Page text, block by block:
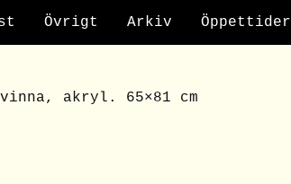
Övrigt Arkiv Öppettider
akryl. 65×81 cm